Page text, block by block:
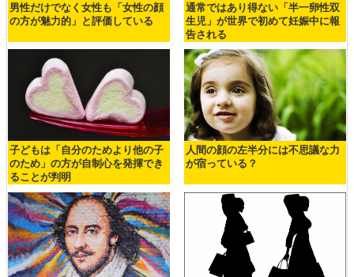
男性だけでなく女性も「女性の顔
の方が魅力的」と評価している
通常ではあり得ない「半一卵性双
生児」が世界で初めて妊娠中に報
告される
子どもは「自分のためより他の子
のため」の方が自制心を発揮でき
ることが判明
人間の顔の左半分には不思議な力
が宿っている？